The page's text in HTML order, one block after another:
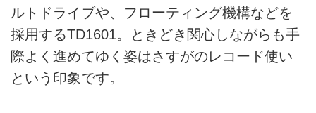
ルトドライブや、フローティング機構などを
採用するTD1601。ときどき関心しながらも手
際よく進めてゆく姿はさすがのレコード使い
という印象です。